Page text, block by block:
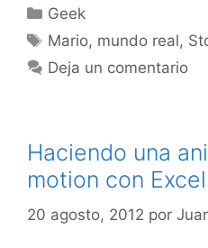
Categorías
Geek
Etiquetas
Mario, mundo real,
Deja un comentario
Haciendo una
motion con
20 agosto, 2012 por